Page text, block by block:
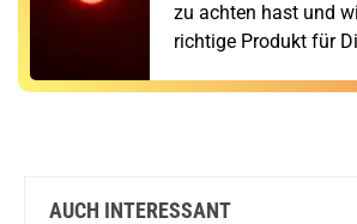
zu achten hast und
richtige Produkt für
AUCH INTERESSANT